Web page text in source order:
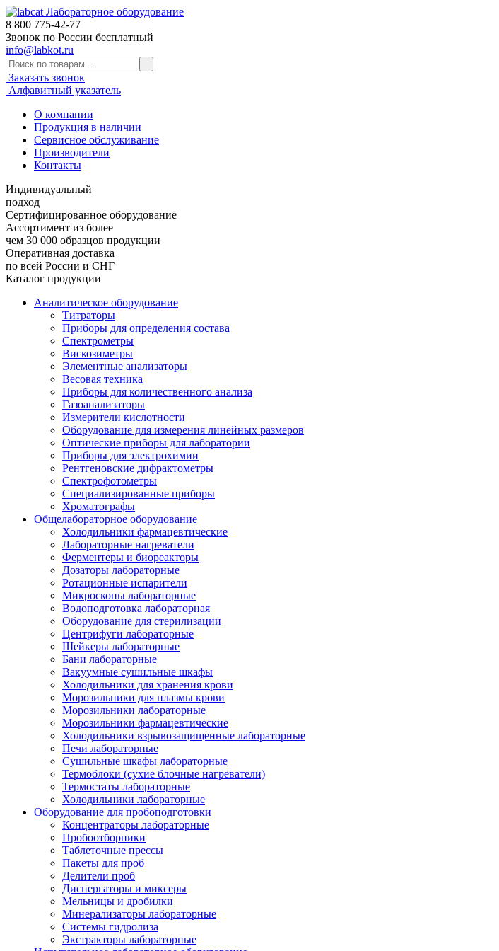
Лабораторное оборудование
8 800 775-42-77
Звонок по России бесплатный
info@labkot.ru
Заказать звонок
Алфавитный указатель
О компании
Продукция в наличии
Сервисное обслуживание
Производители
Контакты
Индивидуальный
подход
Сертифицированное оборудование
Ассортимент из более
чем 30 000 образцов продукции
Оперативная доставка
по всей России и СНГ
Каталог продукции
Аналитическое оборудование
Титраторы
Приборы для определения состава
Спектрометры
Вискозиметры
Элементные анализаторы
Весовая техника
Приборы для количественного анализа
Газоанализаторы
Измерители кислотности
Оборудование для измерения линейных размеров
Оптические приборы для лаборатории
Приборы для электрохимии
Рентгеновские дифрактометры
Спектрофотометры
Специализированные приборы
Хроматографы
Общелабораторное оборудование
Холодильники фармацевтические
Лабораторные нагреватели
Ферментеры и биореакторы
Дозаторы лабораторные
Ротационные испарители
Микроскопы лабораторные
Водоподготовка лабораторная
Оборудование для стерилизации
Центрифуги лабораторные
Шейкеры лабораторные
Бани лабораторные
Вакуумные сушильные шкафы
Холодильники для хранения крови
Морозильники для плазмы крови
Морозильники лабораторные
Морозильники фармацевтические
Холодильники взрывозащищенные лабораторные
Печи лабораторные
Сушильные шкафы лабораторные
Термоблоки (сухие блочные нагреватели)
Термостаты лабораторные
Холодильники лабораторные
Оборудование для пробоподготовки
Концентраторы лабораторные
Пробоотборники
Таблеточные прессы
Пакеты для проб
Делители проб
Диспергаторы и миксеры
Мельницы и дробилки
Минерализаторы лабораторные
Системы гидролиза
Экстракторы лабораторные